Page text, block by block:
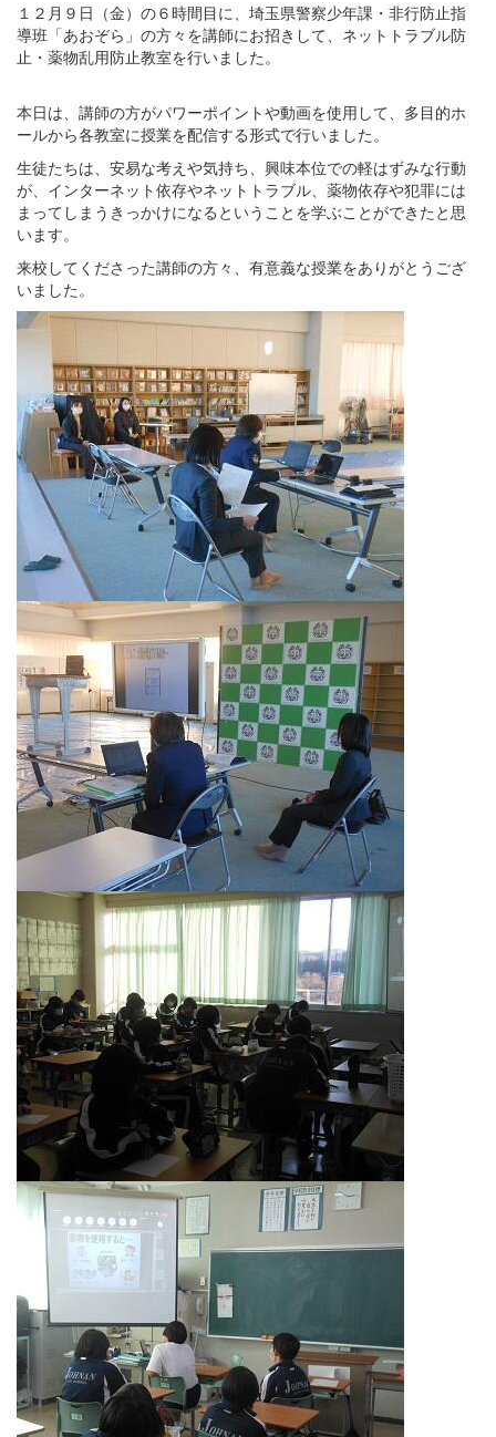
１２月９日（金）の６時間目に、埼玉県警察少年課・非行防止指
導班「あおぞら」の方々を講師にお招きして、ネットトラブル防
止・薬物乱用防止教室を行いました。
本日は、講師の方がパワーポイントや動画を使用して、多目的ホ
ールから各教室に授業を配信する形式で行いました。
生徒たちは、安易な考えや気持ち、興味本位での軽はずみな行動
が、インターネット依存やネットトラブル、薬物依存や犯罪には
まってしまうきっかけになるということを学ぶことができたと思
います。
来校してくださった講師の方々、有意義な授業をありがとうござ
いました。